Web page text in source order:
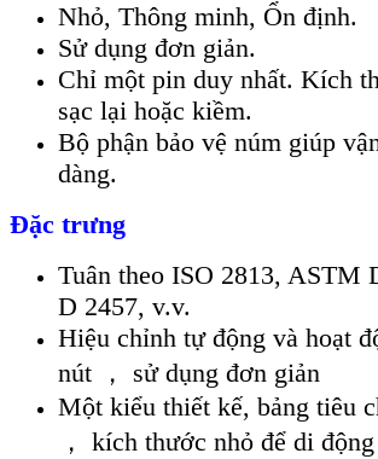
Nhỏ, Thông minh, Ổn định.
Sử dụng đơn giản.
Chỉ một pin duy nhất. Kích
sạc lại hoặc kiềm.
Bộ phận bảo vệ núm giúp
dàng.
Đặc trưng
Tuân theo ISO 2813, ASTM
D 2457, v.v.
Hiệu chỉnh tự động và hoạt
nút ， sử dụng đơn giản
Một kiểu thiết kế, bảng tiêu
， kích thước nhỏ để di động